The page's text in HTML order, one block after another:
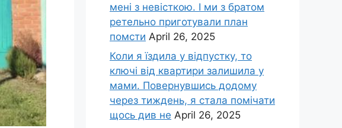
мені з невісткою. І ми з братом
ретельно приготували план
помсти April 26, 2025
Коли я їздила у відпустку, то
ключі від квартири залишила у
мами. Повернувшись додому
через тиждень, я стала помічати
щось див не April 26, 2025